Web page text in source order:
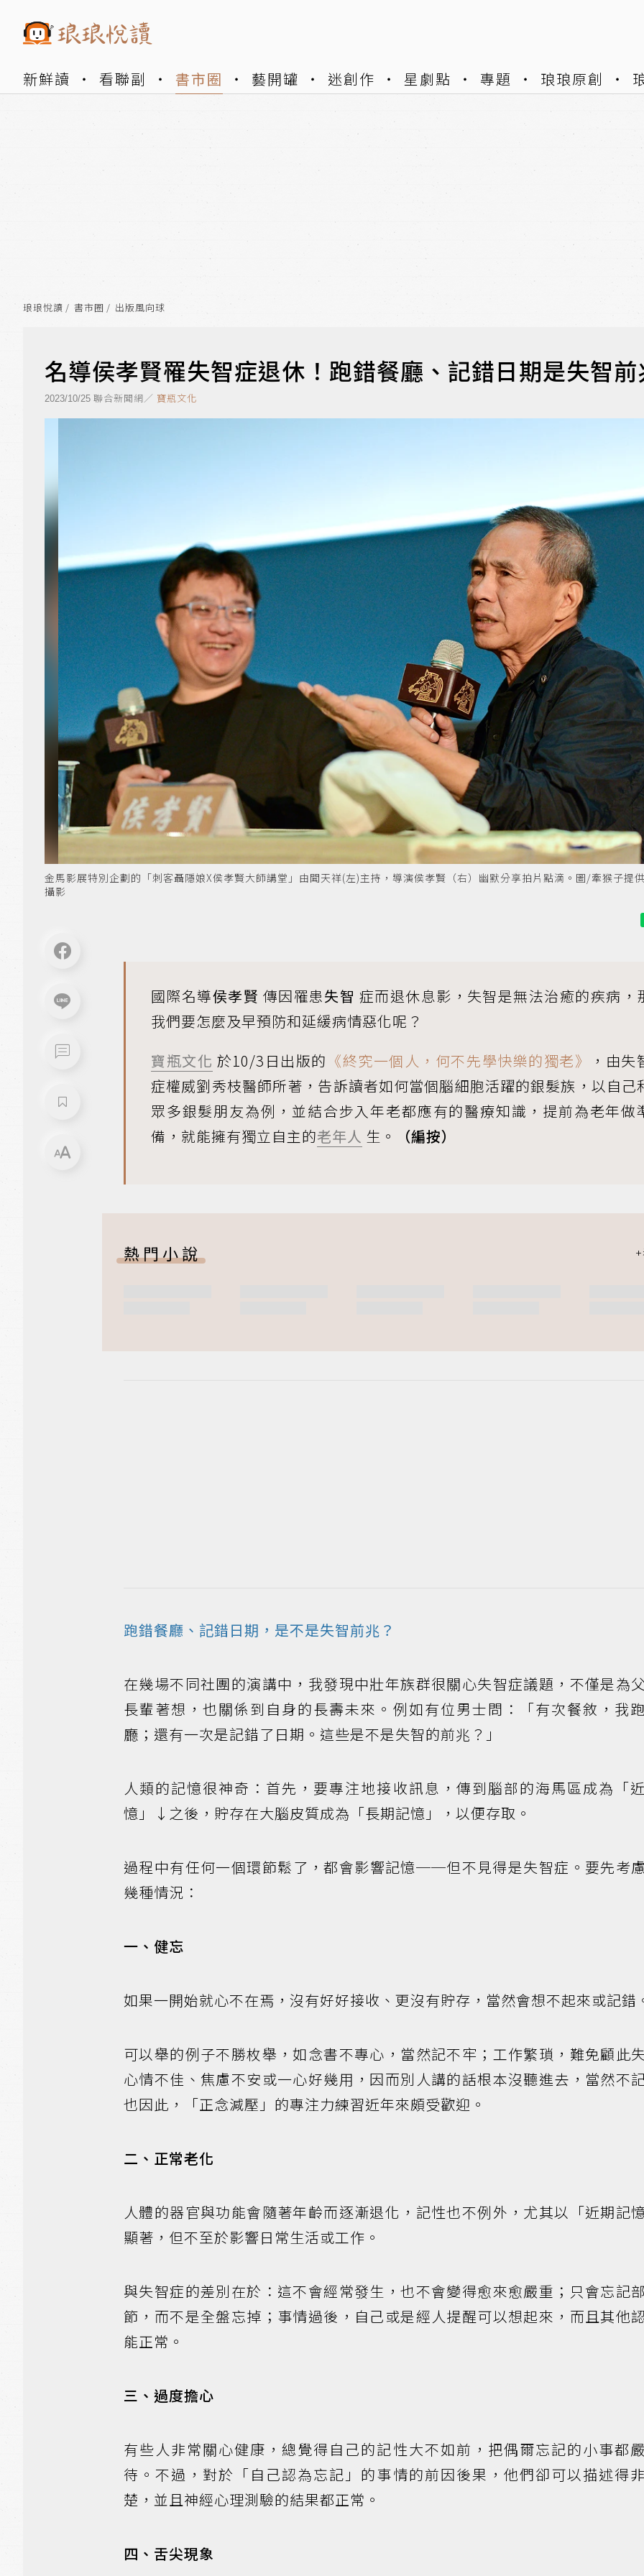
新鮮讀 看聯副 書市圈 藝開罐 迷創作 星劇點 專題 琅琅原創
琅琅悅讀 書市圈 出版風向球
名導侯孝賢罹失智症退休！跑錯餐廳、記錯日期是失智
2023/10/25 聯合新聞網／ 寶瓶文化
金馬影展特別企劃的「刺客聶隱娘X侯孝賢大師講堂」由聞天祥(左)主持，導演侯孝賢（右）幽默分享拍片點滴。圖/牽猴子提
攝影
國際名導侯孝賢 傳因罹患失智 症而退休息影，失智是無法治癒的疾病，
我們要怎麼及早預防和延緩病情惡化呢？
寶瓶文化 於10/3日出版的 《終究一個人，何不先學快樂的獨老》
，由失
症權威劉秀枝醫師所著，告訴讀者如何當個腦細胞活躍的銀髮族，以自己
眾多銀髮朋友為例，並結合步入年老都應有的醫療知識，提前為老年做
備，就能擁有獨立自主的老年人 生。 （編按）
熱門小說
跑錯餐廳、記錯日期，是不是失智前兆？
在幾場不同社團的演講中，我發現中壯年族群很關心失智症議題，不僅是為
長輩著想，也關係到自身的長壽未來。例如有位男士問：「有次餐敘，我
廳；還有一次是記錯了日期。這些是不是失智的前兆？」
人類的記憶很神奇：首先，要專注地接收訊息，傳到腦部的海馬區成為「
憶」↓之後，貯存在大腦皮質成為「長期記憶」，以便存取。
過程中有任何一個環節鬆了，都會影響記憶──但不見得是失智症。要先考
幾種情況：
一、健忘
如果一開始就心不在焉，沒有好好接收、更沒有貯存，當然會想不起來或記錯
可以舉的例子不勝枚舉，如念書不專心，當然記不牢；工作繁瑣，難免顧此
心情不佳、焦慮不安或一心好幾用，因而別人講的話根本沒聽進去，當然不
也因此，「正念減壓」的專注力練習近年來頗受歡迎。
二、正常老化
人體的器官與功能會隨著年齡而逐漸退化，記性也不例外，尤其以「近期記
顯著，但不至於影響日常生活或工作。
與失智症的差別在於：這不會經常發生，也不會變得愈來愈嚴重；只會忘記
節，而不是全盤忘掉；事情過後，自己或是經人提醒可以想起來，而且其他
能正常。
三、過度擔心
有些人非常關心健康，總覺得自己的記性大不如前，把偶爾忘記的小事都
待。不過，對於「自己認為忘記」的事情的前因後果，他們卻可以描述得
楚，並且神經心理測驗的結果都正常。
四、舌尖現象